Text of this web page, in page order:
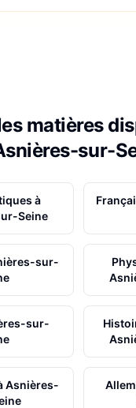
matières
sur-
à
Seine
sur-
sur-
Asnières-